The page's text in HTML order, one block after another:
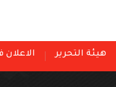
هيئة التحرير الاعلان